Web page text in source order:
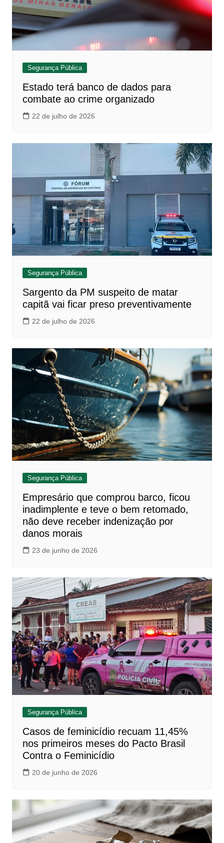
Segurança Pública
Estado terá banco de dados para
combate ao crime organizado
22 de julho de 2026
Segurança Pública
Sargento da PM suspeito de matar
capitã vai ficar preso preventivamente
22 de julho de 2026
Segurança Pública
Empresário que comprou barco, ficou
inadimplente e teve o bem retomado,
não deve receber indenização por
danos morais
23 de junho de 2026
Segurança Pública
Casos de feminicídio recuam 11,45%
nos primeiros meses do Pacto Brasil
Contra o Feminicídio
20 de junho de 2026